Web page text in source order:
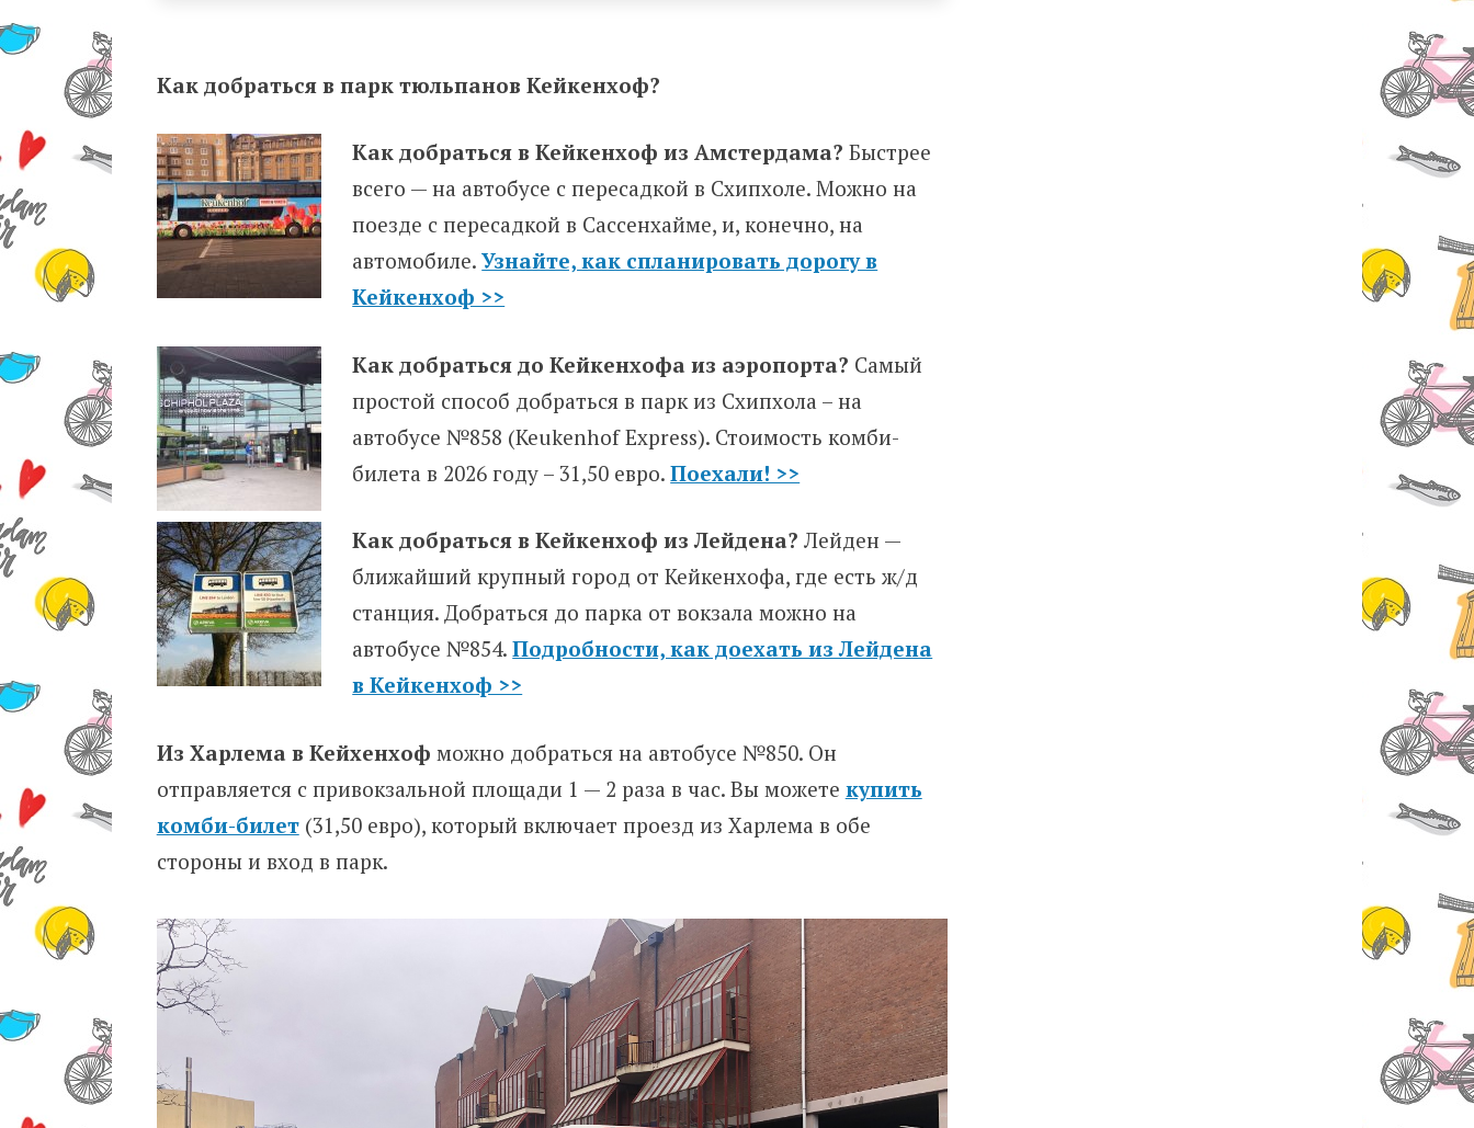
Как добраться в парк тюльпанов Кейкенхоф?
Как добраться в Кейкенхоф из Амстердама? Быстрее
всего — на автобусе с пересадкой в Схипхоле. Можно на
поезде с пересадкой в Сассенхайме, и, конечно, на
автомобиле.Узнайте, как спланировать дорогу в
Кейкенхоф >>
Как добраться до Кейкенхофа из аэропорта? Самый
простой способ добраться в парк из Схипхола – на
автобусе №858 (Keukenhof Express). Стоимость комби-
билета в 2026 году – 31,50 евро.Поехали! >>
Как добраться в Кейкенхоф из Лейдена? Лейден —
ближайший крупный город от Кейкенхофа, где есть ж/д
станция. Добраться до парка от вокзала можно на
автобусе №854.Подробности, как доехать из Лейдена
в Кейкенхоф >>
Из Харлема в Кейхенхоф можно добраться на автобусе №850. Он
отправляется с привокзальной площади 1 — 2 раза в час. Вы можете купить
комби-билет(31,50 евро), который включает проезд из Харлема в обе
стороны и вход в парк.